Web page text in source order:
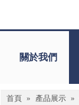
關於我們
首頁 » 產品展示 »